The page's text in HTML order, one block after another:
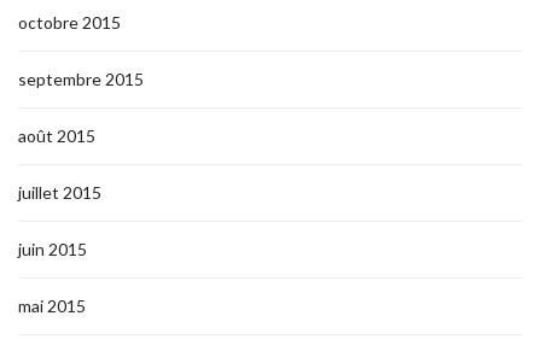
octobre 2015
septembre 2015
août 2015
juillet 2015
juin 2015
mai 2015